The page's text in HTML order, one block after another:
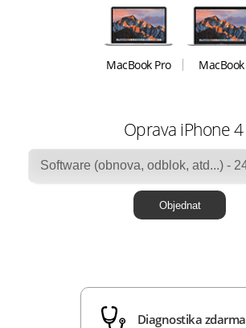
MacBook Pro MacBook
Oprava iPhone 4
Diagnostika zdarma